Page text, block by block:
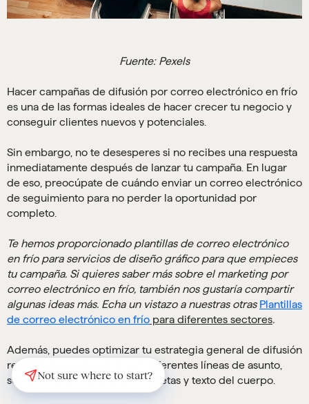
Fuente: Pexels
Hacer campañas de difusión por correo electrónico en frío
es una de las formas ideales de hacer crecer tu negocio y
conseguir clientes nuevos y potenciales.
Sin embargo, no te desesperes si no recibes una respuesta
inmediatamente después de lanzar tu campaña. En lugar
de eso, preocúpate de cuándo enviar un correo electrónico
de seguimiento para no perder la oportunidad por
completo.
Te hemos proporcionado plantillas de correo electrónico
en frío para servicios de diseño gráfico para que empieces
tu campaña. Si quieres saber más sobre el marketing por
correo electrónico en frío, también nos gustaría compartir
algunas ideas más. Echa un vistazo a nuestras otras Plantillas
de correo electrónico en frío para diferentes sectores.
Además, puedes optimizar tu estrategia general de difusión
realizando pruebas A/B con diferentes líneas de asunto,
secuencias de campaña completas y texto del cuerpo.
Not sure where to start?